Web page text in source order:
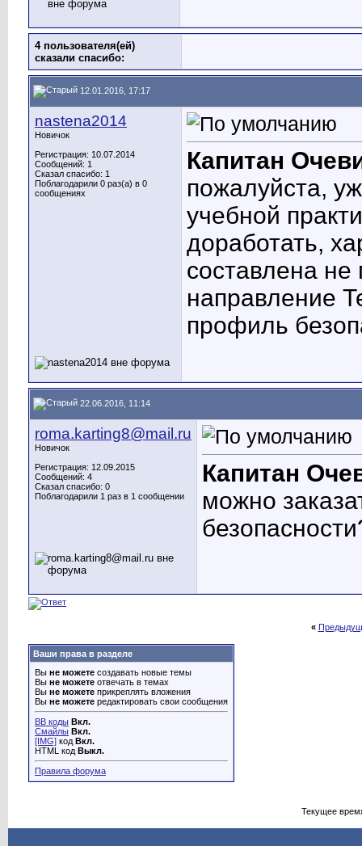
4 пользователя(ей)
сказали cпасибо:
12.01.2016, 17:17
nastena2014
Новичок
Регистрация: 10.07.2014
Сообщений: 1
Сказал спасибо: 1
Поблагодарили 0 раз(а) в 0
сообщениях
Капитан
пожалуйста,
учебной
доработать,
составлена не
направление
профиль
22.06.2016, 11:14
roma.karting8@mail.ru
Новичок
Регистрация: 12.09.2015
Сообщений: 4
Сказал спасибо: 0
Поблагодарили 1 раз в 1 сообщении
Капитан
можно
«
Ваши права в разделе
Вы не можете создавать новые темы
Вы не можете отвечать в темах
Вы не можете прикреплять вложения
Вы не можете редактировать свои сообщения
BB коды Вкл.
Смайлы Вкл.
[IMG] код Вкл.
HTML код Выкл.
Правила форума
Текущее